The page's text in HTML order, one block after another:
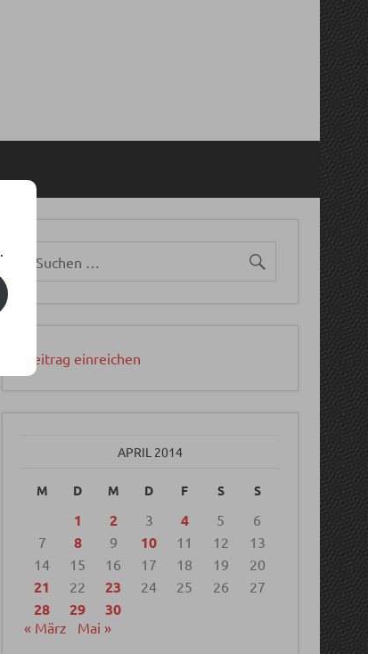
Beitrag einreichen
APRIL 2014
M D M D F S S
1 2 3 4 5
6
7
8 9 10 11 12
13
14
15 16 17 18 19 20
21 22 23 24 25 26 27
28 29 30
« März Mai »